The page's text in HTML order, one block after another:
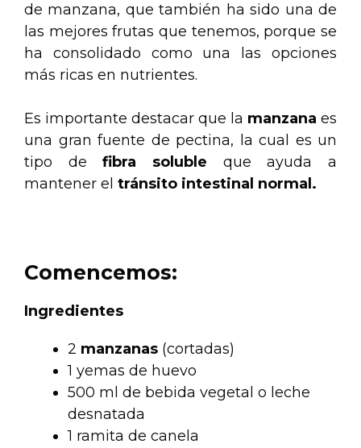
de manzana, que también ha sido una de
las mejores frutas que tenemos, porque se
ha consolidado como una las opciones
más ricas en nutrientes.
Es importante destacar que la manzana es
una gran fuente de pectina, la cual es un
tipo de fibra soluble que ayuda a
mantener el tránsito intestinal normal.
Comencemos:
Ingredientes
2 manzanas (cortadas)
1 yemas de huevo
500 ml de bebida vegetal o leche
desnatada
1 ramita de canela